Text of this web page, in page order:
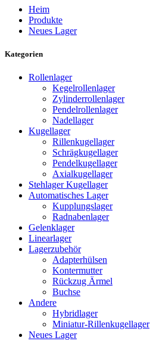
Heim
Produkte
Neues Lager
Kategorien
Rollenlager
Kegelrollenlager
Zylinderrollenlager
Pendelrollenlager
Nadellager
Kugellager
Rillenkugellager
Schrägkugellager
Pendelkugellager
Axialkugellager
Stehlager Kugellager
Automatisches Lager
Kupplungslager
Radnabenlager
Gelenklager
Linearlager
Lagerzubehör
Adapterhülsen
Kontermutter
Rückzug Ärmel
Buchse
Andere
Hybridlager
Miniatur-Rillenkugellager
Neues Lager